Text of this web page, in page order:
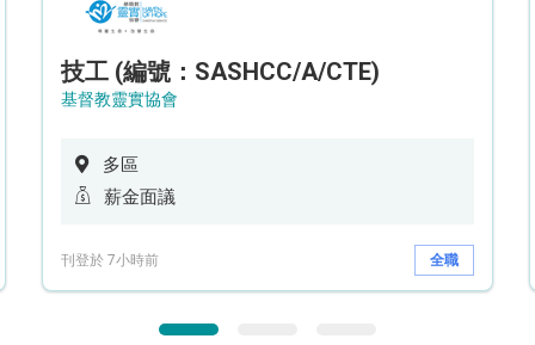
技工 (編號：SASHCC/A/CTE)
基督教靈實協會
多區
薪金面議
刊登於 7小時前 全職